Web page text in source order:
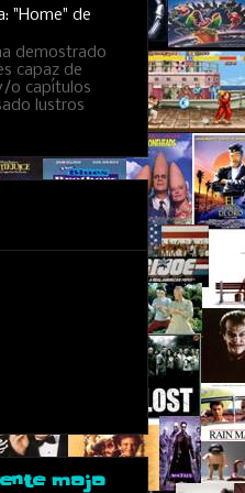
"Home" de
demostrado
capaz de
o capítulos
lustros
maja